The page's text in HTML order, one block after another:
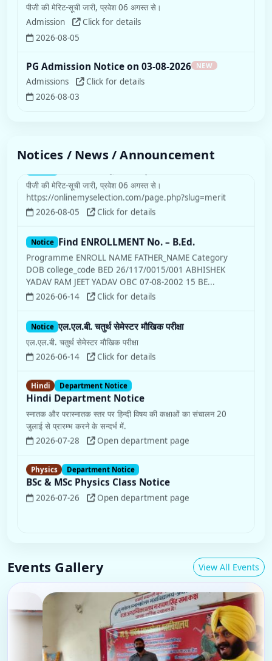
पीजी की मेरिट-सूची जारी, प्रवेश 06 अगस्त से।
Admission
Click for details
2026-08-05
PG Admission Notice on 03-08-2026 NEW
Admissions
Click for details
2026-08-03
Notices / News / Announcement
Notice Find ENROLLMENT No. – B.Ed.
Programme ENROLL NAME FATHER_NAME Category
DOB college_code BED 26/117/0015/001 ABHISHEK
2026-06-14
Click for details
Notice एल.एल.बी. चतुर्थ सेमेस्टर मौखिक परीक्षा
एल.एल.बी. चतुर्थ सेमेस्टर मौखिक परीक्षा
Hindi Department Notice
Hindi Department Notice
स्नातक और परास्नातक स्तर पर हिन्दी विषय की कक्षाओं का संचालन 20
2026-07-28
Open department page
Physics Department Notice
BSc & MSc Physics Class Notice
2026-07-26 Open department page
Notice पीजी की मेरिट-सूची जारी, प्रवेश 06 अगस्त से।
पीजी की मेरिट-सूची जारी, प्रवेश 06 अगस्त से।
https://onlinemyselection.com/page.php?slug=merit
Events Gallery View All Events